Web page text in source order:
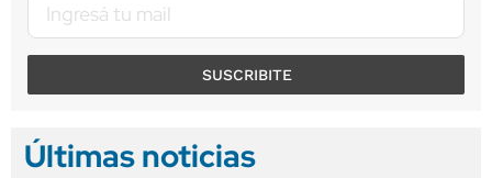
SUSCRIBITE
Últimas noticias